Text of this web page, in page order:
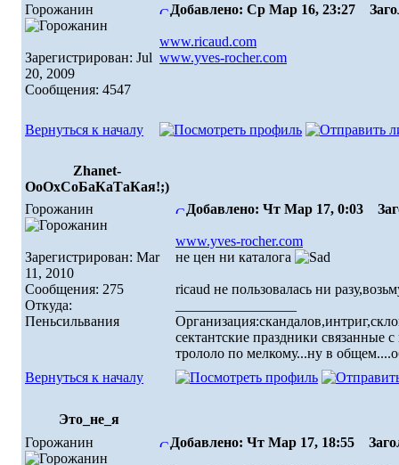
Горожанин
Зарегистрирован: Jul
20, 2009
Сообщения: 4547
Добавлено: Ср Мар 16, 23:27
www.ricaud.com
www.yves-rocher.com
Вернуться к началу
Zhanet-
ОоОхСоБаКаТаКая!;)
Горожанин
Зарегистрирован: Mar
11, 2010
Сообщения: 275
Откуда:
Пеньсильвания
Добавлено: Чт Мар 17, 0:03
www.yves-rocher.com
не цен ни каталога
ricaud не пользовалась ни
сектантские праздники связанные
трололо по мелкому...ну в
Вернуться к началу
Это_не_я
Горожанин
Добавлено: Чт Мар 17, 18:55